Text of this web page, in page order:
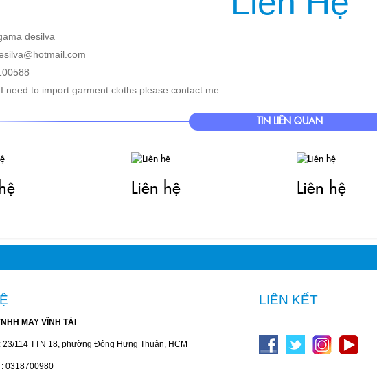
TRANG CHỦ
desilva
need to import garment cloths please contact me
TIN LIÊN QUAN
Liên hệ Liên hệ
MAY VĨNH TÀI
: 23/114 TTN 18, phường Đông Hưng Thuận, HCM
: 0318700980
LIÊN KẾT